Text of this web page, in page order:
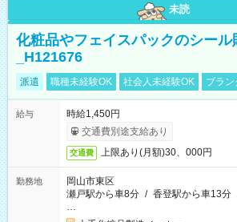
未読
化粧品やフェイスパックのシール
_H121676
派遣 職種未経験OK 社会人未経験OK ブラン
給与
時給1,450円
交通費別途支給あり
交通費 上限あり(月額)30、000円
勤務地
岡山市東区
瀬戸駅から車8分 / 香登駅から車13分
…